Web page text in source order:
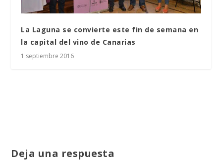
La Laguna se convierte este fin de semana en
la capital del vino de Canarias
1 septiembre 2016
Deja una respuesta